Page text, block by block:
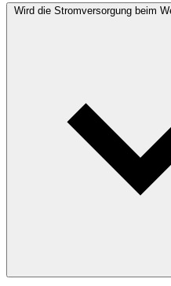
Wird die Stromversorgung beim